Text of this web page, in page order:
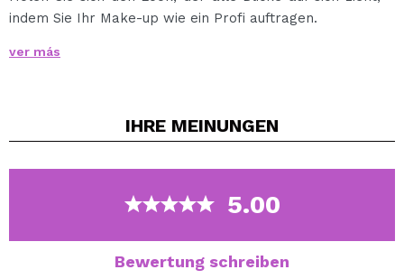
indem Sie Ihr Make-up wie ein Profi auftragen.
1 x Puderpinsel.
1 x Mischpinsel.
ver más
IHRE MEINUNGEN
5.00
Bewertung schreiben